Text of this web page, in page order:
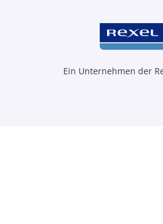
Ein Unternehmen der